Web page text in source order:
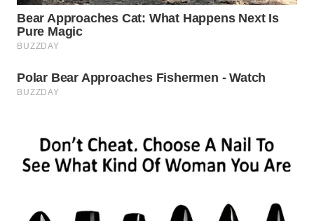
MAJALENGKA
WN
WN
WN
PURWAKARTA
PRIANGAN